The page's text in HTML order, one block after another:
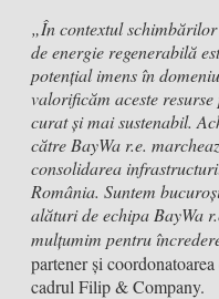
„În contextul
de energie regenerabilă
potențial imens în
valorificăm aceste
curat și mai sustenabil.
către BayWa r.e.
consolidarea
România. Suntem
alături de echipa BayWa
mulțumim pentru
partener și
cadrul Filip & Company.